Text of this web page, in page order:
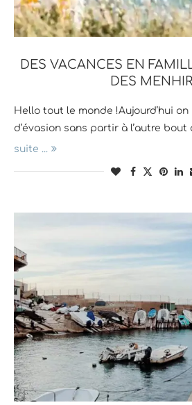
DES VACANCES EN
DES
Hello tout le monde !Aujourd’hui
d’évasion sans partir à l’autre
suite ...